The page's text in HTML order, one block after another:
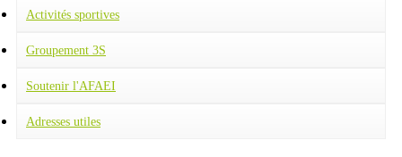
Activités sportives
Tennis
Judo
Équitation
Groupement 3S
Soutenir l'AFAEI
Adresses utiles